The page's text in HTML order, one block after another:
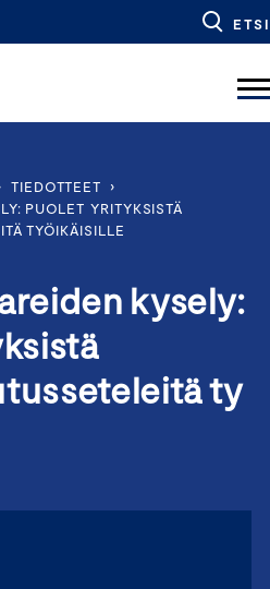
ETSI
TIEDOTTEET
›
PUOLET YRITYKSISTÄ
TYÖIKÄISILLE
kysely:
ty